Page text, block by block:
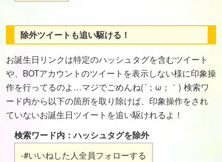
除外ツイートも追い駆ける！
お誕生日リンクは特定のハッシュタグを含むツイート
や、BOTアカウントのツイートを表示しない様に印象操
作を行ってるのよ…マジでごめんね(´；ω；｀) 検索ワ
ード内から以下の箇所を取り除けば、印象操作をされ
ていないお誕生日ツイートを追い駆けれるよ！
検索ワード内：ハッシュタグを除外
-#いいねした人全員フォローする